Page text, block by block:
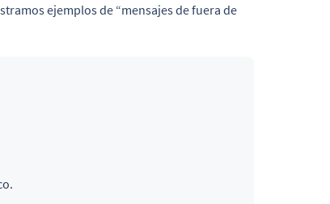
ejemplos de “mensajes de fuera de